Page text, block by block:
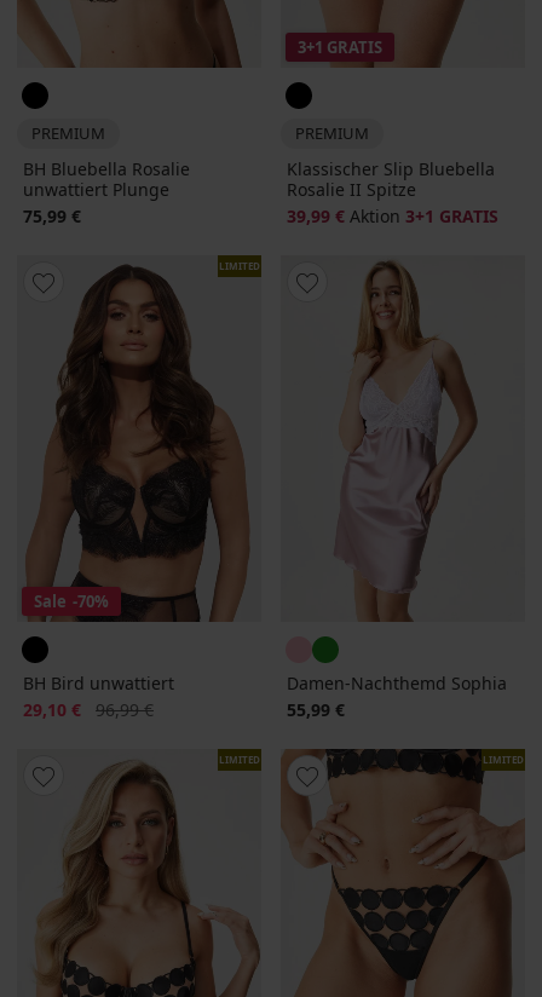
PREMIUM
BH Bluebella Rosalie
unwattiert Plunge
75,99 €
3+1 GRATIS
PREMIUM
Klassischer Slip Bluebella
Rosalie II Spitze
39,99 € Aktion 3+1 GRATIS
LIMITED
Sale -70%
BH Bird unwattiert
Rabatt
29,10 € Alter Preis
96,99 €
Damen-Nachthemd Sophia
55,99 €
LIMITED LIMITED